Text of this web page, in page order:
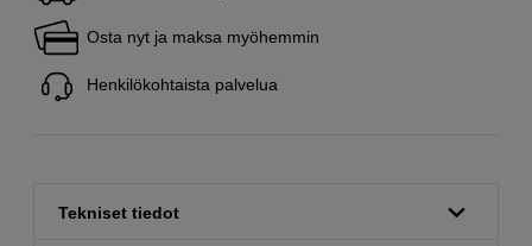
Osta nyt ja maksa myöhemmin
Henkilökohtaista palvelua
Tekniset tiedot